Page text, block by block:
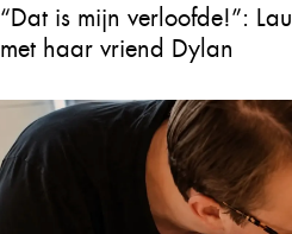
“Dat is mijn verloofde!”:
met haar vriend Dylan